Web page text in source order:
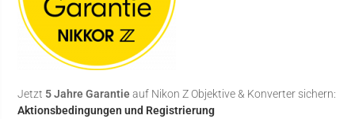
Jetzt 5 Jahre Garantieauf Nikon Z Objektive & Konverter sichern:
Aktionsbedingungen und Registrierung